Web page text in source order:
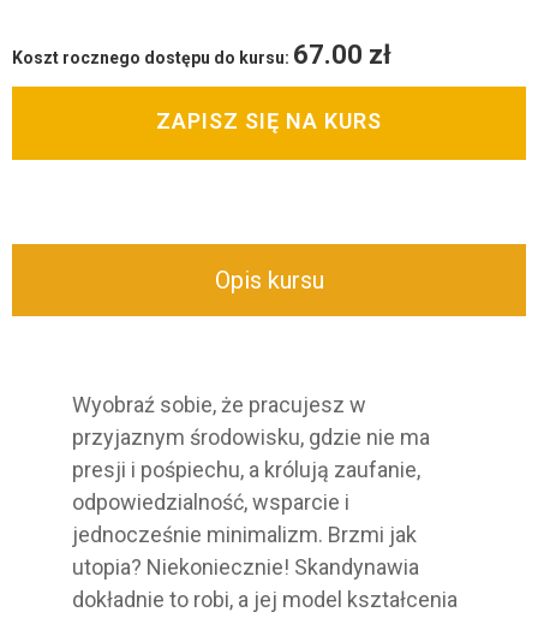
Koszt rocznego dostępu do kursu: 67.00 zł
ZAPISZ SIĘ NA KURS
Opis kursu
Wyobraź sobie, że pracujesz w
przyjaznym środowisku, gdzie nie ma
presji i pośpiechu, a królują zaufanie,
odpowiedzialność, wsparcie i
jednocześnie minimalizm. Brzmi jak
utopia? Niekoniecznie! Skandynawia
dokładnie to robi, a jej model kształcenia